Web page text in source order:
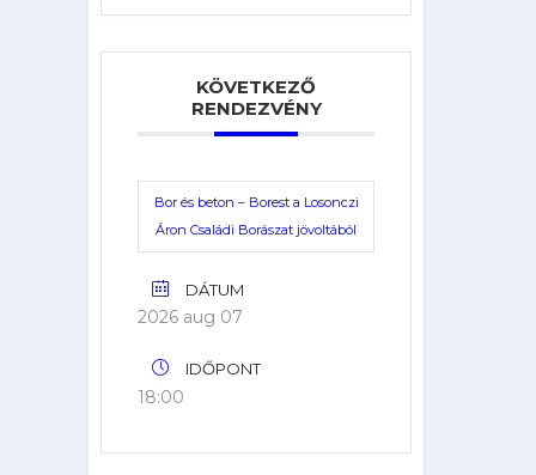
KÖVETKEZŐ
RENDEZVÉNY
Bor és beton – Borest a Losonczi
Áron Családi Borászat jövoltából
DÁTUM
2026 aug 07
IDŐPONT
18:00